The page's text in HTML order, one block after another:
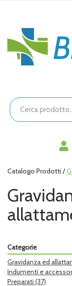
principaleBigfarmacia
Cerca
Prodotto
Catalogo Prodotti /
Categorie
Gravidanza ed
Indumenti e
Preparati (37)